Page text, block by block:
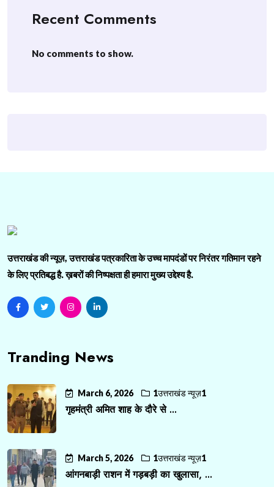
Recent Comments
No comments to show.
उत्तराखंड की न्यूज़, उत्तराखंड पत्रकारिता के उच्च मापदंडों पर निरंतर गतिमान रहने
के लिए प्रतिबद्ध है. ख़बरों की निष्पक्षता ही हमारा मुख्य उद्देश्य है.
Tranding News
March 6, 2026 1उत्तराखंड न्यूज़1
गृहमंत्री अमित शाह के दौरे से ...
March 5, 2026 1उत्तराखंड न्यूज़1
आंगनबाड़ी राशन में गड़बड़ी का खुलासा, ...